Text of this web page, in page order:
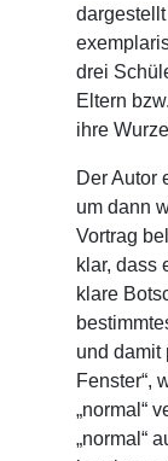
drei
Eltern
ihre
Der Autor
um dann
Vortrag
klar, dass
klare
und damit
Fenster“,
„normal“
„normal“